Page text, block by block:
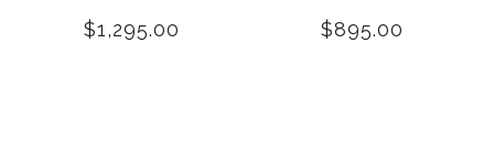
緊膚精華素
$1,295.00 $895.00